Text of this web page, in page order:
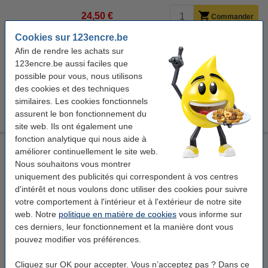
Cookies sur 123encre.be
Afin de rendre les achats sur
123encre.be aussi faciles que
possible pour vous, nous utilisons
des cookies et des techniques
similaires. Les cookies fonctionnels
assurent le bon fonctionnement du
site web. Ils ont également une
fonction analytique qui nous aide à
améliorer continuellement le site web.
Nous souhaitons vous montrer
uniquement des publicités qui correspondent à vos centres
d'intérêt et nous voulons donc utiliser des cookies pour suivre
votre comportement à l'intérieur et à l'extérieur de notre site
web. Notre politique en matière de cookies vous informe sur
ces derniers, leur fonctionnement et la manière dont vous
pouvez modifier vos préférences.
Cliquez sur OK pour accepter. Vous n’acceptez pas ? Dans ce
24,50 € Commander
Bon plan : commandez également
123encre Gold grains de café torréfaction moyenne 1 kg
17,95 €
Offre combinée : 123encre sticks de crème de café (500
pièces) + 123encre sticks de sucre (500 pièces)
Trek Biscoff barre protéinée (16 x 50 grammes)
Trek barre protéinée
Voir les spécifications et la description
En stock
Expédié demain
24,50 €